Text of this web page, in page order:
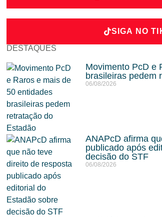
SIGA NO
DESTAQUES
Movimento PcD e
brasileiras pedem
06/08/2026
ANAPcD afirma
publicado após
decisão do STF
06/08/2026